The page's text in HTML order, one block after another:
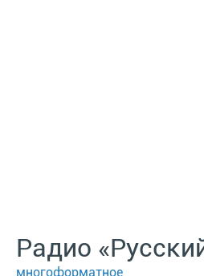
Радио
многоформатное